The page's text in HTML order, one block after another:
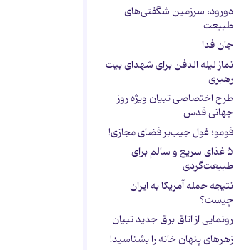
دورود، سرزمین شگفتی‌های
طبیعت
جان فدا
نماز لیله الدفن برای شهدای بیت
رهبری
طرح اختصاصی تبیان ویژه روز
جهانی قدس
فومو؛ غول جیب‌بر فضای مجازی!
۵ غذای سریع و سالم برای
طبیعت‌گردی
نتیجه حمله آمریکا به ایران
چیست؟
رونمایی از اتاق برق جدید تبیان
زهرهای پنهان خانه را بشناسید!